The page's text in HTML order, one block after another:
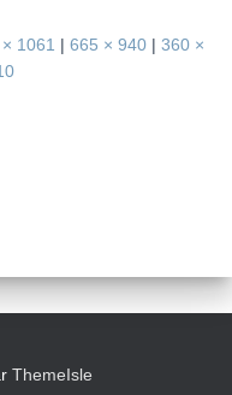
1061 | 665 × 940 | 360 ×
ThemeIsle